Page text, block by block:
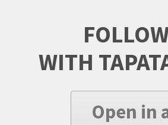
WITH
Open in